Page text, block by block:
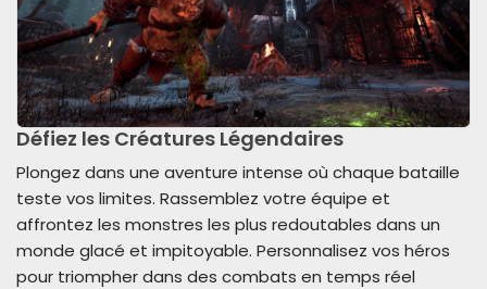
Défiez les Créatures Légendaires
Plongez dans une aventure intense où chaque bataille
teste vos limites. Rassemblez votre équipe et
affrontez les monstres les plus redoutables dans un
monde glacé et impitoyable. Personnalisez vos héros
pour triompher dans des combats en temps réel